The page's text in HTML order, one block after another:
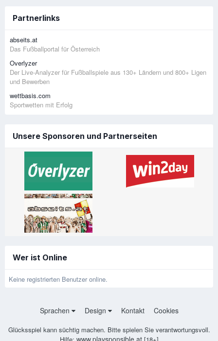
Partnerlinks
abseits.at
Das Fußballportal für Österreich
Overlyzer
Der Live-Analyzer für Fußballspiele aus 130+ Ländern und 800+ Ligen
und Bewerben
wettbasis.com
Sportwetten mit Erfolg
Unsere Sponsoren und Partnerseiten
Wer ist Online
Keine registrierten Benutzer online.
Sprachen Design Kontakt Cookies
Glücksspiel kann süchtig machen. Bitte spielen Sie verantwortungsvoll.
Hilfe: www.playsponsible.at[18+]